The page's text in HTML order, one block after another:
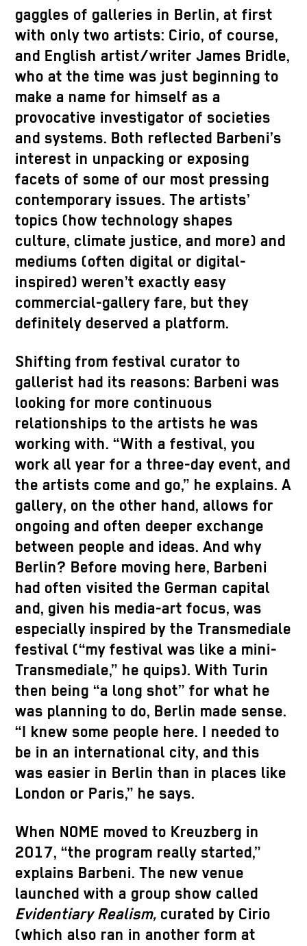
gaggles of galleries in Berlin, at first
with only two artists: Cirio, of course,
and English artist/writer James Bridle,
who at the time was just beginning to
make a name for himself as a
provocative investigator of societies
and systems. Both reflected Barbeni’s
interest in unpacking or exposing
facets of some of our most pressing
contemporary issues. The artists’
topics (how technology shapes
culture, climate justice, and more) and
mediums (often digital or digital-
inspired) weren’t exactly easy
commercial-gallery fare, but they
definitely deserved a platform.
Shifting from festival curator to
gallerist had its reasons: Barbeni was
looking for more continuous
relationships to the artists he was
working with. “With a festival, you
work all year for a three-day event, and
the artists come and go,” he explains. A
gallery, on the other hand, allows for
ongoing and often deeper exchange
between people and ideas. And why
Berlin? Before moving here, Barbeni
had often visited the German capital
and, given his media-art focus, was
especially inspired by the Transmediale
festival (“my festival was like a mini-
Transmediale,” he quips). With Turin
then being “a long shot” for what he
was planning to do, Berlin made sense.
“I knew some people here. I needed to
be in an international city, and this
was easier in Berlin than in places like
London or Paris,” he says.
When NOME moved to Kreuzberg in
2017, “the program really started,”
explains Barbeni. The new venue
launched with a group show called
Evidentiary Realism, curated by Cirio
(which also ran in another form at